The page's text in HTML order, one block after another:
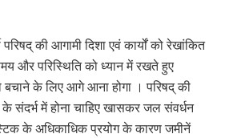
परिषद् की आगामी दिशा एवं कार्यों को रेखांकित
और परिस्थिति को ध्यान में रखते हुए
बचाने के लिए आगे आना होगा । परिषद् की
के संदर्भ में होना चाहिए खासकर जल संवर्धन
के अधिकाधिक प्रयोग के कारण जमीनें